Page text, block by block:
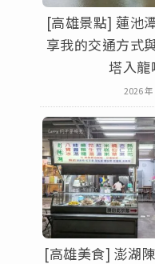
[高雄景點] 蓮池
享我的交通方式
塔入龍
2026 年
[高雄美食] 澎湖